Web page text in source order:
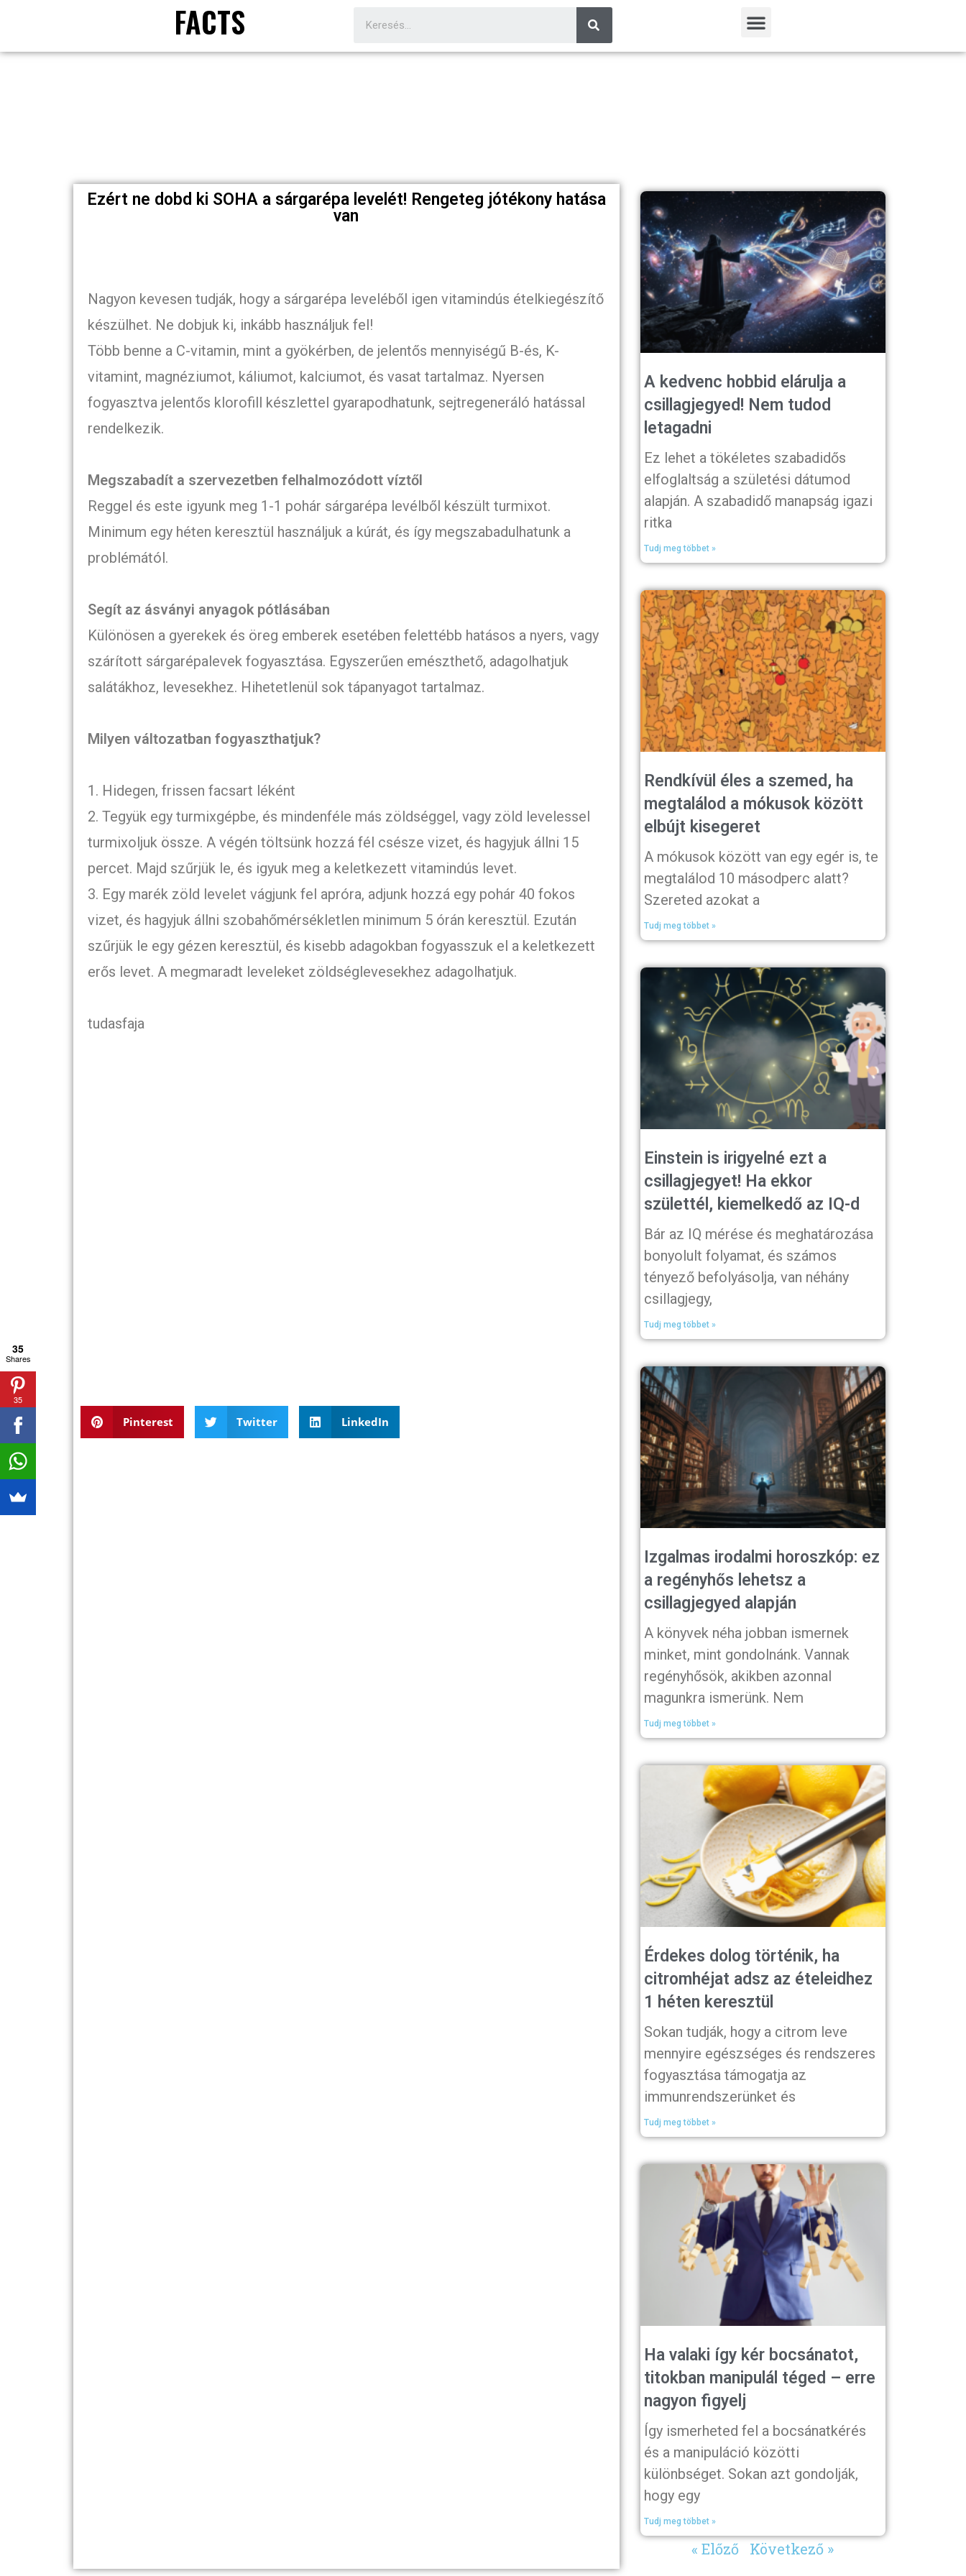
FACTS
Ezért ne dobd ki SOHA a sárgarépa levelét! Rengeteg jótékony hatása
van
Nagyon kevesen tudják, hogy a sárgarépa leveléből igen vitamindús ételkiegészítő
készülhet. Ne dobjuk ki, inkább használjuk fel!
Több benne a C-vitamin, mint a gyökérben, de jelentős mennyiségű B-és, K-
vitamint, magnéziumot, káliumot, kalciumot, és vasat tartalmaz. Nyersen
fogyasztva jelentős klorofill készlettel gyarapodhatunk, sejtregeneráló hatással
rendelkezik.
Megszabadít a szervezetben felhalmozódott víztől
Reggel és este igyunk meg 1-1 pohár sárgarépa levélből készült turmixot.
Minimum egy héten keresztül használjuk a kúrát, és így megszabadulhatunk a
problémától.
Segít az ásványi anyagok pótlásában
Különösen a gyerekek és öreg emberek esetében felettébb hatásos a nyers, vagy
szárított sárgarépalevek fogyasztása. Egyszerűen emészthető, adagolhatjuk
salátákhoz, levesekhez. Hihetetlenül sok tápanyagot tartalmaz.
Milyen változatban fogyaszthatjuk?
1. Hidegen, frissen facsart léként
2. Tegyük egy turmixgépbe, és mindenféle más zöldséggel, vagy zöld levelessel
turmixoljuk össze. A végén töltsünk hozzá fél csésze vizet, és hagyjuk állni 15
percet. Majd szűrjük le, és igyuk meg a keletkezett vitamindús levet.
3. Egy marék zöld levelet vágjunk fel apróra, adjunk hozzá egy pohár 40 fokos
vizet, és hagyjuk állni szobahőmérsékletlen minimum 5 órán keresztül. Ezután
szűrjük le egy gézen keresztül, és kisebb adagokban fogyasszuk el a keletkezett
erős levet. A megmaradt leveleket zöldséglevesekhez adagolhatjuk.
tudasfaja
Pinterest Twitter LinkedIn
A kedvenc hobbid elárulja a
csillagjegyed! Nem tudod
letagadni
Ez lehet a tökéletes szabadidős
elfoglaltság a születési dátumod
alapján. A szabadidő manapság igazi
ritka
Tudj meg többet »
Rendkívül éles a szemed, ha
megtalálod a mókusok között
elbújt kisegeret
A mókusok között van egy egér is, te
megtalálod 10 másodperc alatt?
Szereted azokat a
Tudj meg többet »
Einstein is irigyelné ezt a
csillagjegyet! Ha ekkor
születtél, kiemelkedő az IQ-d
Bár az IQ mérése és meghatározása
bonyolult folyamat, és számos
tényező befolyásolja, van néhány
csillagjegy,
Tudj meg többet »
Izgalmas irodalmi horoszkóp: ez
a regényhős lehetsz a
csillagjegyed alapján
A könyvek néha jobban ismernek
minket, mint gondolnánk. Vannak
regényhősök, akikben azonnal
magunkra ismerünk. Nem
Tudj meg többet »
Érdekes dolog történik, ha
citromhéjat adsz az ételeidhez
1 héten keresztül
Sokan tudják, hogy a citrom leve
mennyire egészséges és rendszeres
fogyasztása támogatja az
immunrendszerünket és
Tudj meg többet »
Ha valaki így kér bocsánatot,
titokban manipulál téged – erre
nagyon figyelj
Így ismerheted fel a bocsánatkérés
és a manipuláció közötti
különbséget. Sokan azt gondolják,
hogy egy
Tudj meg többet »
« Előző Következő »
35
Shares
35